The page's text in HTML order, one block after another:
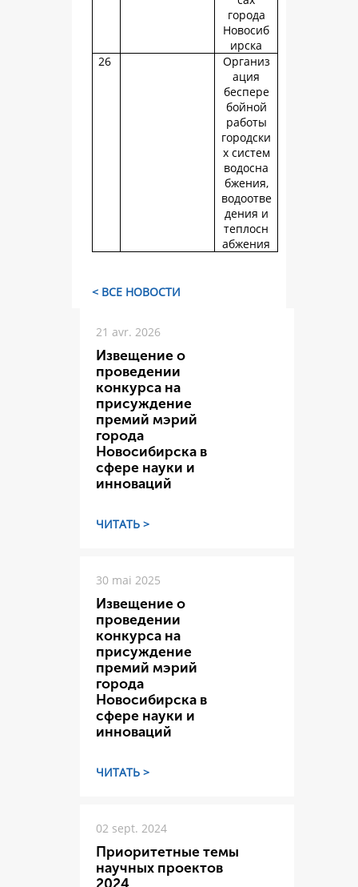
города
Новосиб
ирска
26
Организ
ация
беспере
бойной
работы
городски
х систем
водосна
бжения,
водоотве
дения и
теплосн
абжения
< ВСЕ НОВОСТИ
21 avr. 2026
Извещение о
проведении
конкурса на
присуждение
премий мэрий
города
Новосибирска в
сфере науки и
инноваций
ЧИТАТЬ >
30 mai 2025
Извещение о
проведении
конкурса на
присуждение
премий мэрий
города
Новосибирска в
сфере науки и
инноваций
ЧИТАТЬ >
02 sept. 2024
Приоритетные темы
научных проектов